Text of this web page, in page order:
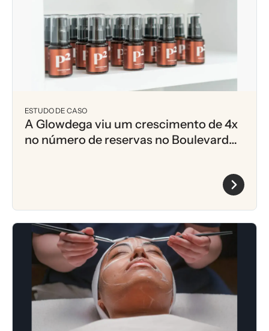
ESTUDO DE CASO
A Glowdega viu um crescimento de 4x
no número de reservas no Boulevard